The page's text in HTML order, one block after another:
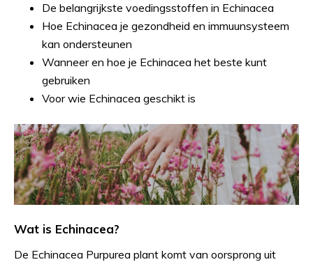
De belangrijkste voedingsstoffen in Echinacea
Hoe Echinacea je gezondheid en immuunsysteem
kan ondersteunen
Wanneer en hoe je Echinacea het beste kunt
gebruiken
Voor wie Echinacea geschikt is
Wat is Echinacea?
De Echinacea Purpurea plant komt van oorsprong uit